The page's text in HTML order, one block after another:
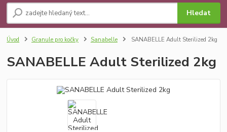
Hledat
Úvod Granule pro kočky Sanabelle SANABELLE Adult Sterilized 2kg
SANABELLE Adult Sterilized 2kg